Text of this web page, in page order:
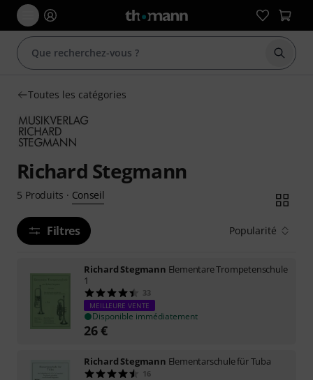
Toutes les catégories
Richard Stegmann
5 Produits · Conseil
Filtres Popularité
Richard Stegmann Elementare Trompetenschule
1
33
MEILLEURE VENTE
Disponible immédiatement
26€
Richard Stegmann Elementarschule für Tuba
16